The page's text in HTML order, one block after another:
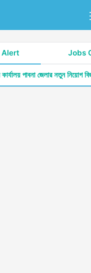
Alert Jobs
পাবনা জেলার নতুন নিয়োগ